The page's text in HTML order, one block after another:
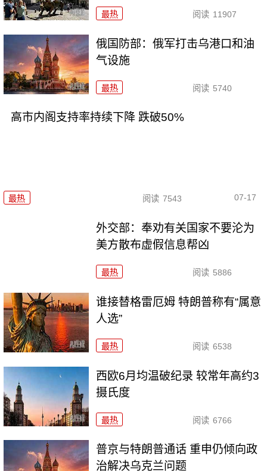
最热 阅读 11907
俄国防部：俄军打击乌港口和油
气设施
最热 阅读 5740
高市内阁支持率持续下降 跌破50%
最热 阅读 7543 07-17
外交部：奉劝有关国家不要沦为
美方散布虚假信息帮凶
最热 阅读 5886
谁接替格雷厄姆 特朗普称有“属意
人选”
最热 阅读 6538
西欧6月均温破纪录 较常年高约3
摄氏度
最热 阅读 6766
普京与特朗普通话 重申仍倾向政
治解决乌克兰问题